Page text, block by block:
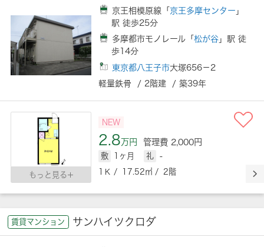
京王相模原線「京王多摩センター 」
駅 徒歩25分
多摩都市モノレール「松が谷 」駅 徒
歩14分
東京都八王子市大塚656－2
軽量鉄骨 / 2階建 / 築39年
もっと見る
NEW
2.8万円 管理費 2,000円
敷 1ヶ月 礼
-
1Ｋ / 17.52㎡ / 2階
賃貸マンション サンハイツクロダ